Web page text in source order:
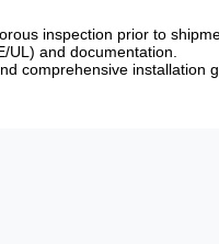
inspection prior to
UL) and documentation.
comprehensive installation